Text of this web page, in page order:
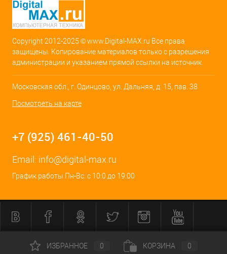
Copyright 2012-2025 © www.Digital-MAX.ru Все права
защищены. Копирование материалов только с разрешения
администрации и указанием прямой ссылки на источник.
Московская обл., г. Одинцово, ул. Дальняя, д. 15, пав. 38
Посмотреть на карте
+7 (925) 461-40-50
Email: info@digital-max.ru
График работы Пн-Вс: с 10:0 до 19:00
ИЗБРАННОЕ 0 КОРЗИНА 0